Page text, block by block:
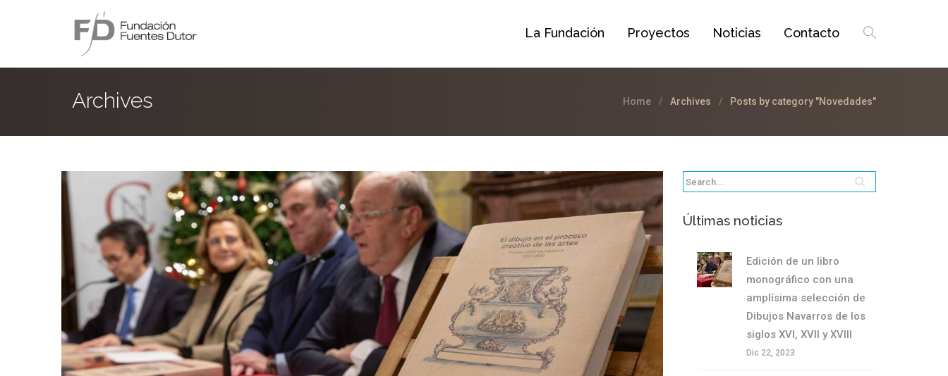
La Fundación Proyectos Noticias Contacto
Archives Home Archives Posts by category "Novedades"
Últimas noticias
Edición de un libro
monográfico con una
amplísima selección de
Dibujos Navarros de los
siglos XVI, XVII y XVIII
Dic 22, 2023